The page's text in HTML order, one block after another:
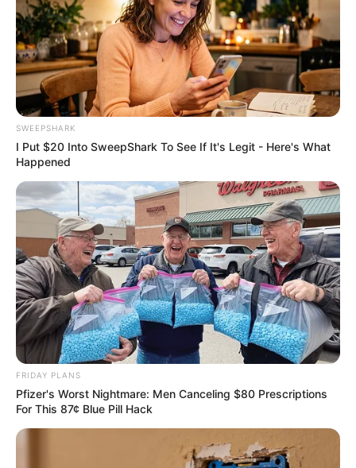
$15k In Unmanageable Debt? The "Relief Program"
Creditors Hide From You
JG WENTWORTH
Orthopedist: Very Few Know This Knee Arthritis Trick
FORGE BODY
SWEEPSHARK
I Put $20 Into SweepShark To See If It's Legit - Here's What
Happened
FRIDAY PLANS
Pfizer's Worst Nightmare: Men Canceling $80 Prescriptions
For This 87¢ Blue Pill Hack